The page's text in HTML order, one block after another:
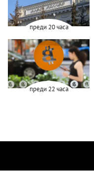
преди 20 часа
преди 22 часа